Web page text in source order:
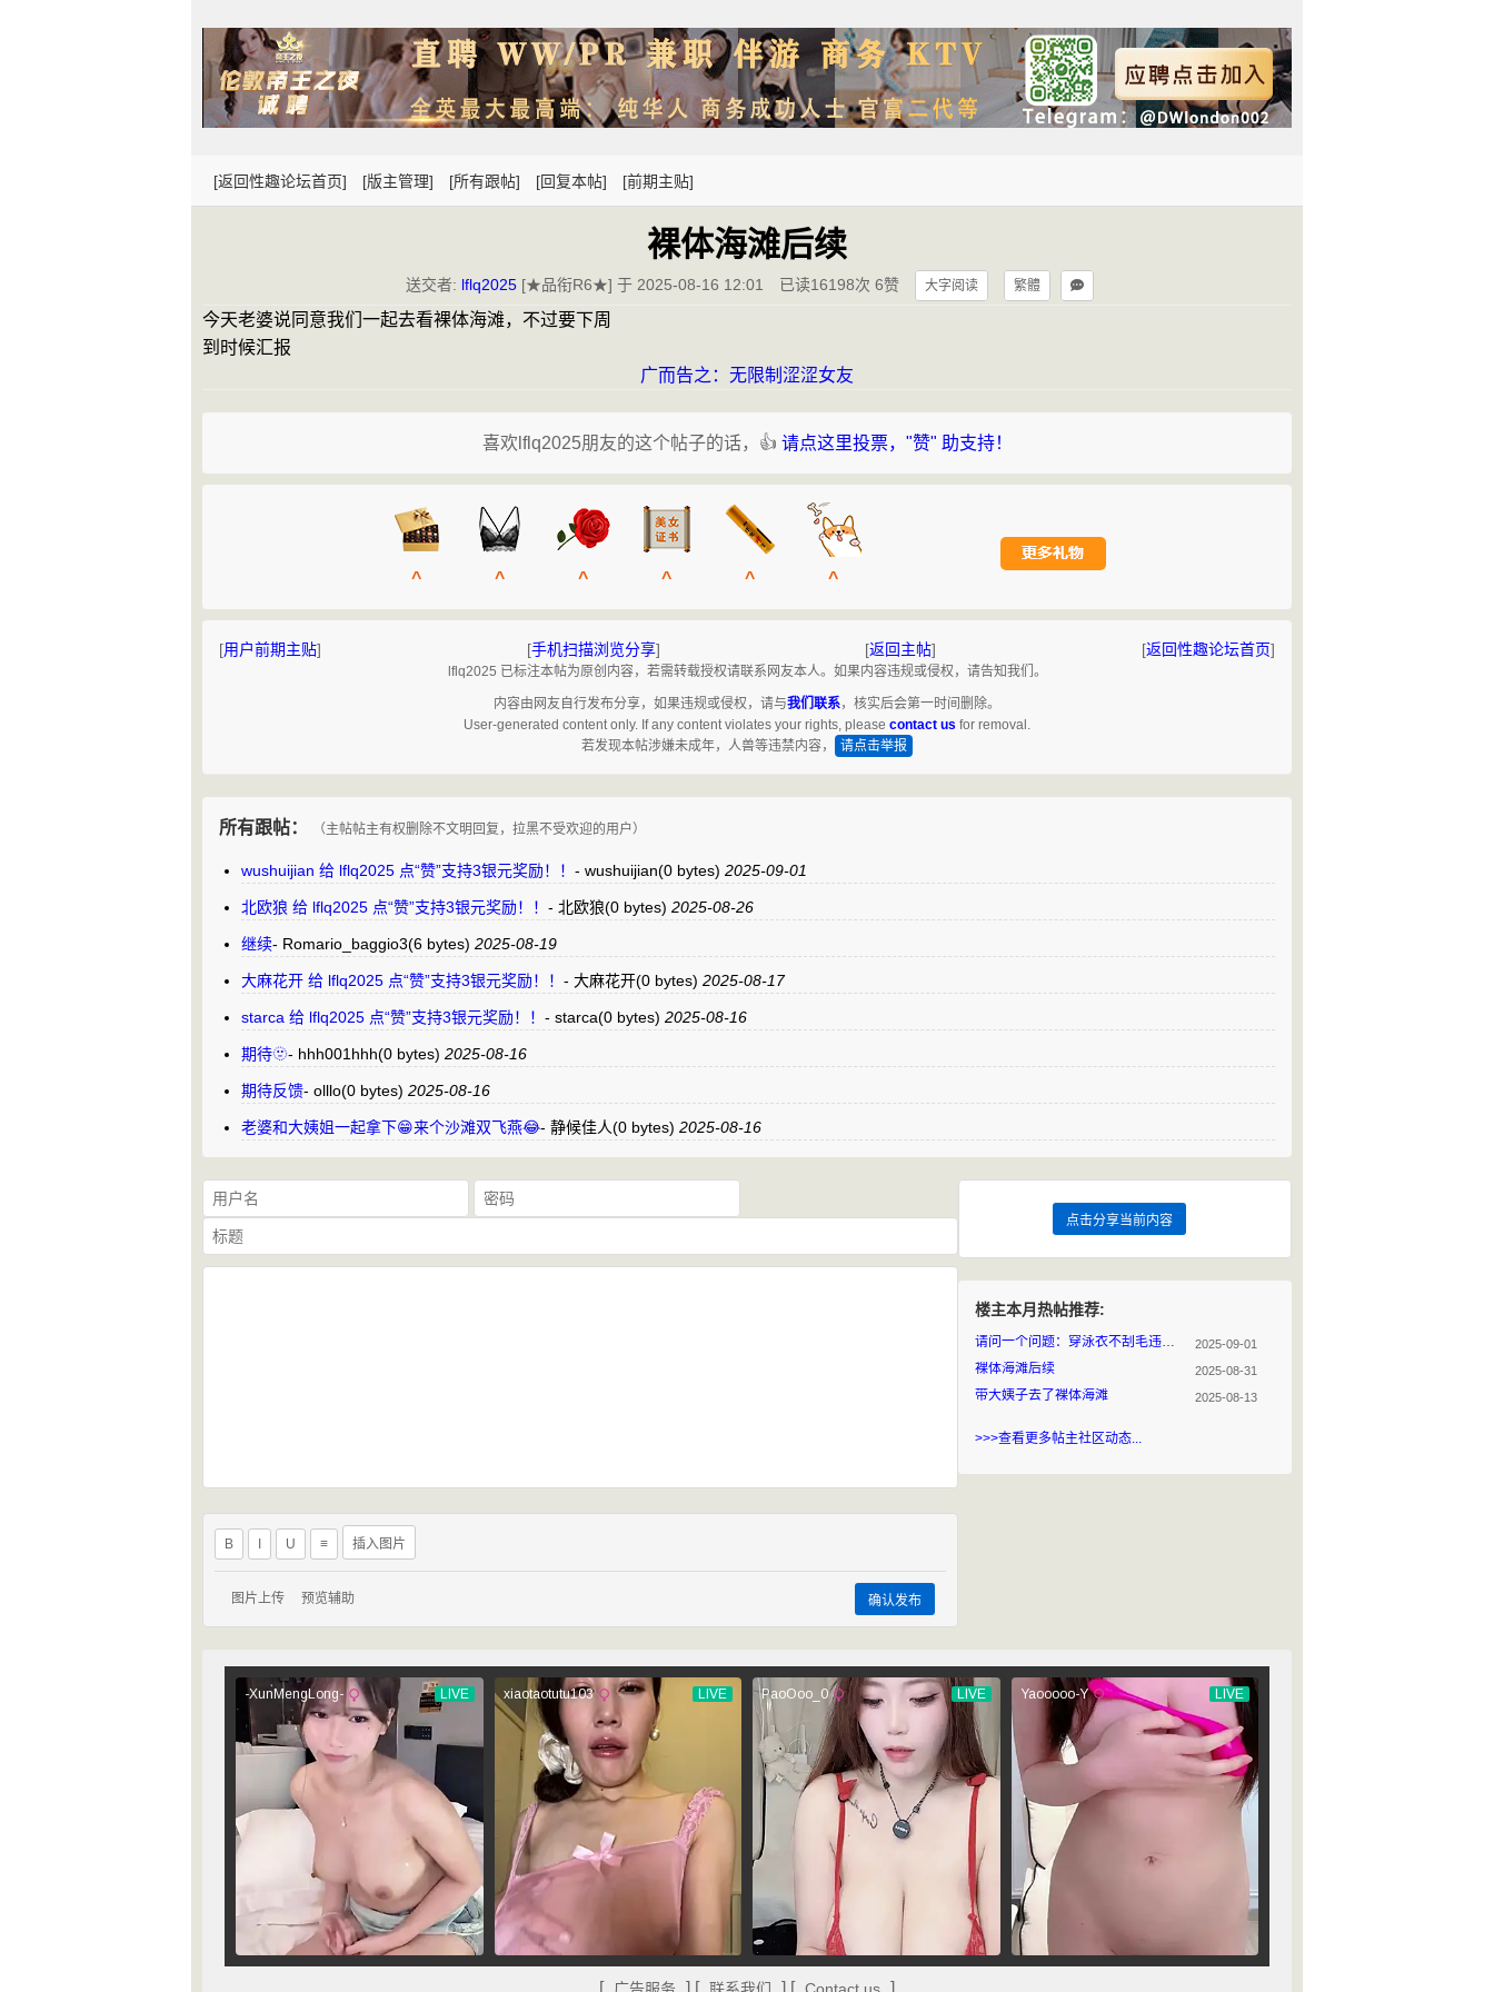
[返回性趣论坛首页] [版主管理] [所有跟帖] [回复本帖] [前期主贴]
裸体海滩后续
送交者: lflq2025 [★品衔R6★] 于 2025-08-16 12:01 已读16198次 6赞 大字阅读 繁體
今天老婆说同意我们一起去看裸体海滩，不过要下周
到时候汇报
广而告之：无限制涩涩女友
喜欢lflq2025朋友的这个帖子的话，👍 请点这里投票，"赞" 助支持！
^ ^ ^ ^ ^ ^
[用户前期主贴] [手机扫描浏览分享] [返回主帖] [返回性趣论坛首页]
lflq2025 已标注本帖为原创内容，若需转载授权请联系网友本人。如果内容违规或侵权，请告知我们。
内容由网友自行发布分享，如果违规或侵权，请与我们联系，核实后会第一时间删除。
User-generated content only. If any content violates your rights, please contact us for removal.
若发现本帖涉嫌未成年，人兽等违禁内容，
请点击举报
所有跟帖： （主帖帖主有权删除不文明回复，拉黑不受欢迎的用户）
wushuijian 给 lflq2025 点“赞”支持3银元奖励！！ - wushuijian(0 bytes) 2025-09-01
北欧狼 给 lflq2025 点“赞”支持3银元奖励！！ - 北欧狼(0 bytes) 2025-08-26
继续- Romario_baggio3(6 bytes) 2025-08-19
大麻花开 给 lflq2025 点“赞”支持3银元奖励！！ - 大麻花开(0 bytes) 2025-08-17
starca 给 lflq2025 点“赞”支持3银元奖励！！ - starca(0 bytes) 2025-08-16
期待🫥- hhh001hhh(0 bytes) 2025-08-16
期待反馈- olllo(0 bytes) 2025-08-16
老婆和大姨姐一起拿下😁来个沙滩双飞燕😂- 静候佳人(0 bytes) 2025-08-16
B U ≡ 插入图片
图片上传 预览辅助 确认发布
点击分享当前内容
楼主本月热帖推荐:
请问一个问题：穿泳衣不刮毛违法吗？ 2025-09-01
裸体海滩后续 2025-08-31
带大姨子去了裸体海滩 2025-08-13
>>>查看更多帖主社区动态...
[ ] [ ] [ ]